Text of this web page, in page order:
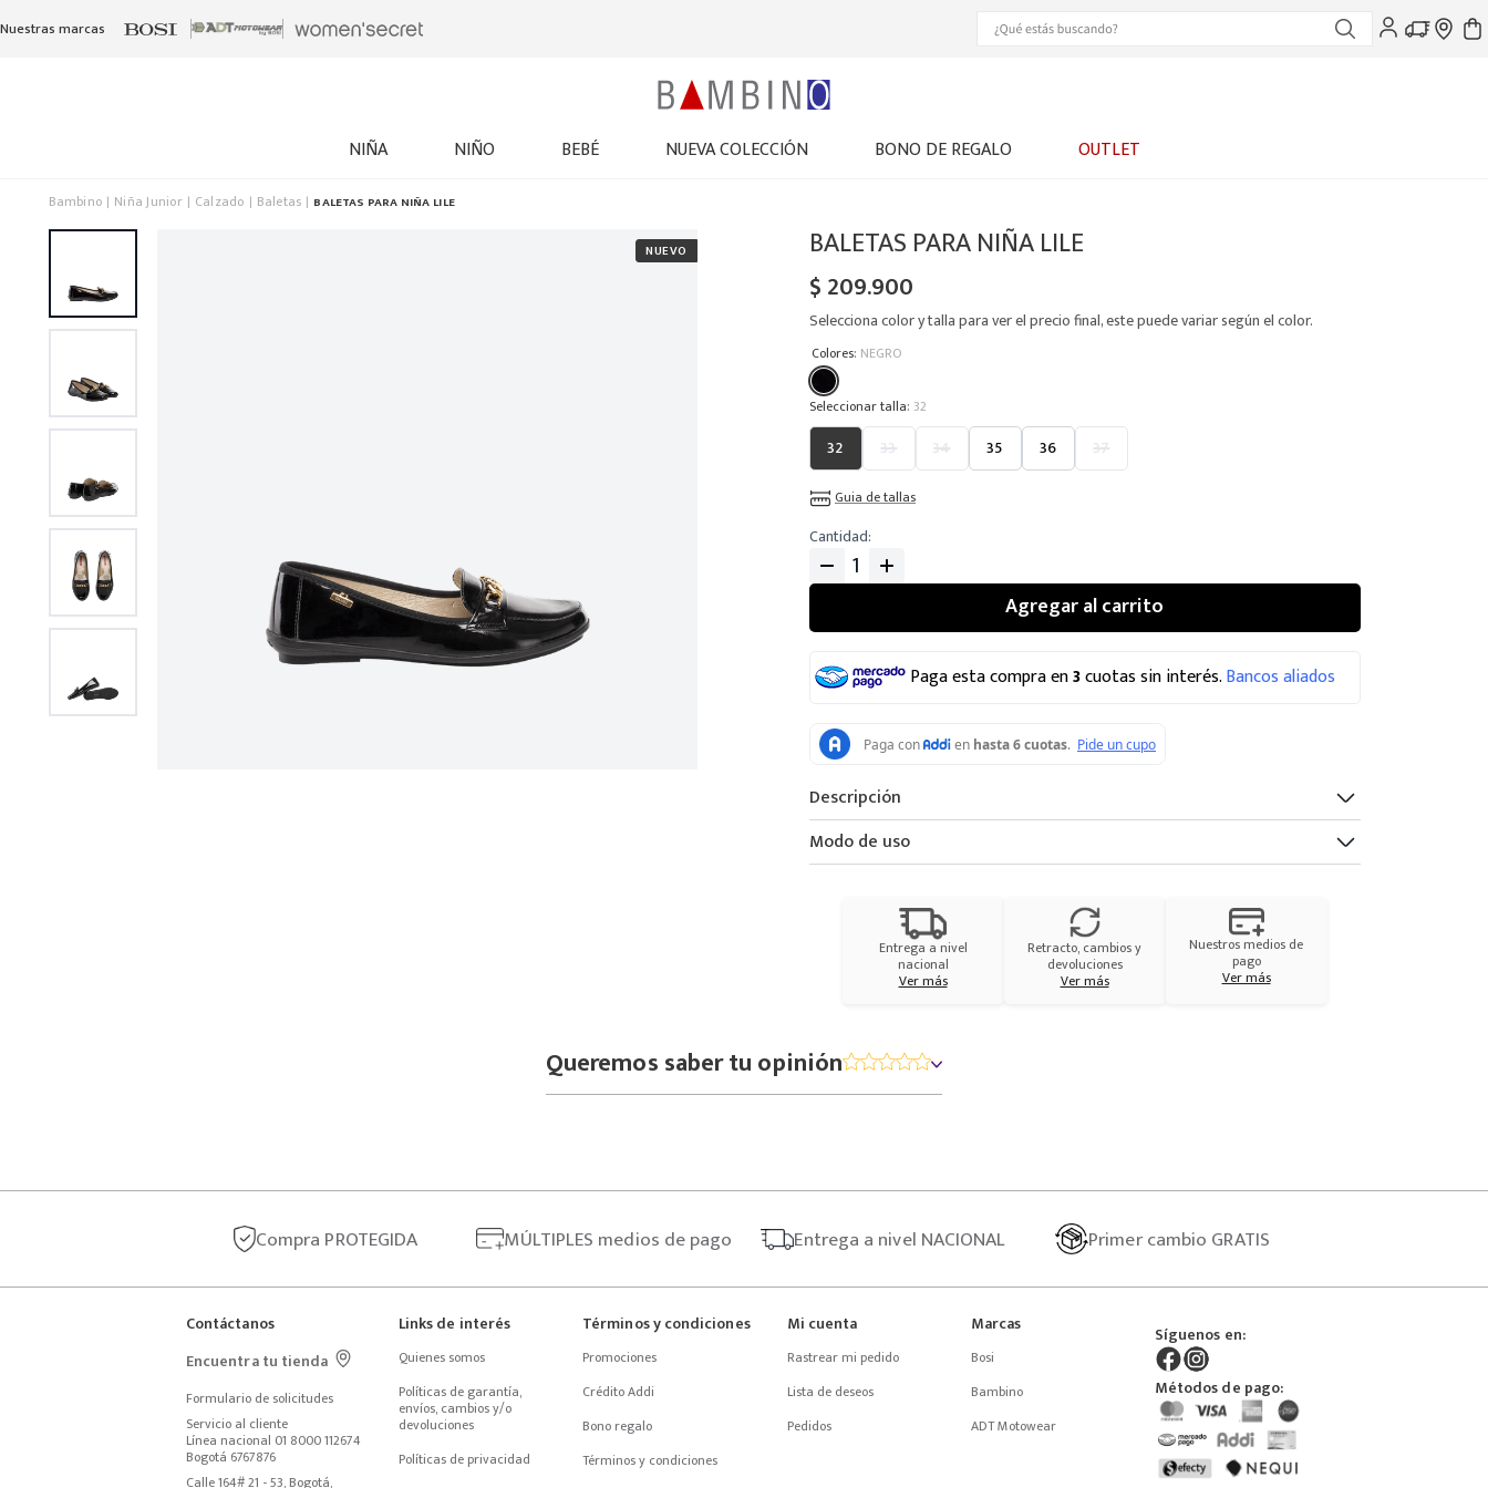
Nuestras marcas
NIÑA NIÑO BEBÉ NUEVA COLECCIÓN BONO DE REGALO OUTLET
Bambino Niña Junior Calzado Baletas BALETAS PARA NIÑA LILE
BALETAS PARA NIÑA LILE
$209.900
Selecciona color y talla para ver el precio final, este puede variar según el color.
Colores: NEGRO
: 32
32 33 34 35 36 37
Guia de tallas
Cantidad
Agregar al carrito
Paga esta compra en3cuotas sin interés.Bancos aliados
Descripción
Modo de uso
Entrega a nivel
nacional
Ver más
Retracto, cambios y
devoluciones
Ver más
Nuestros medios de
pago
Ver más
Queremos saber tu opinión
Compra PROTEGIDA MÚLTIPLES medios de pago Entrega a nivel NACIONAL Primercambio GRATIS
Contáctanos
Encuentra tu tienda
Formulario de solicitudes
Servicio al cliente
Línea nacional 01 8000 112674
Bogotá 6767876
Calle 164# 21 - 53, Bogotá,
Links de interés
Quienes somos
Políticas de garantía,
envíos, cambios y/o
devoluciones
Políticas de privacidad
Términos y condiciones
Promociones
Crédito Addi
Bono regalo
Términos y condiciones
Mi cuenta
Rastrear mi pedido
Lista de deseos
Pedidos
Marcas
Bosi
Bambino
ADT Motowear
Síguenos en:
Métodos de pago: